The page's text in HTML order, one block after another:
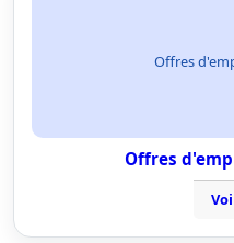
Offres
Offres